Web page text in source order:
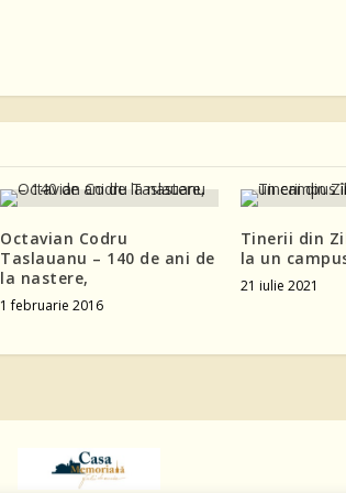
Octavian Codru
Taslauanu – 140 de ani de
la nastere,
1 februarie 2016
Tinerii din
la un
21 iulie 2021